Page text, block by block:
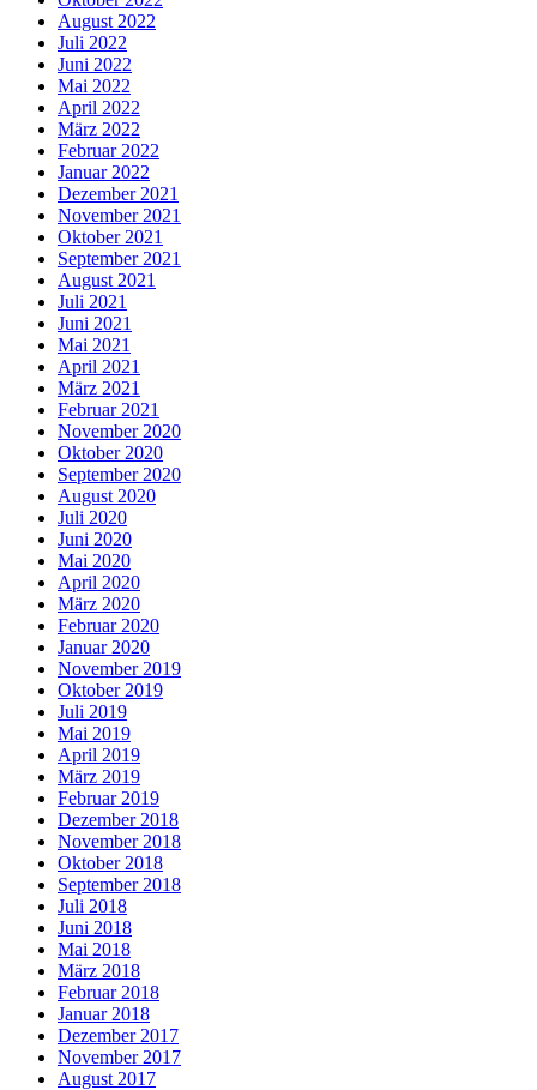
August 2022
Juli 2022
Juni 2022
Mai 2022
April 2022
März 2022
Februar 2022
Januar 2022
Dezember 2021
November 2021
Oktober 2021
September 2021
August 2021
Juli 2021
Juni 2021
Mai 2021
April 2021
März 2021
Februar 2021
November 2020
Oktober 2020
September 2020
August 2020
Juli 2020
Juni 2020
Mai 2020
April 2020
März 2020
Februar 2020
Januar 2020
November 2019
Oktober 2019
Juli 2019
Mai 2019
April 2019
März 2019
Februar 2019
Dezember 2018
November 2018
Oktober 2018
September 2018
Juli 2018
Juni 2018
Mai 2018
März 2018
Februar 2018
Januar 2018
Dezember 2017
November 2017
August 2017